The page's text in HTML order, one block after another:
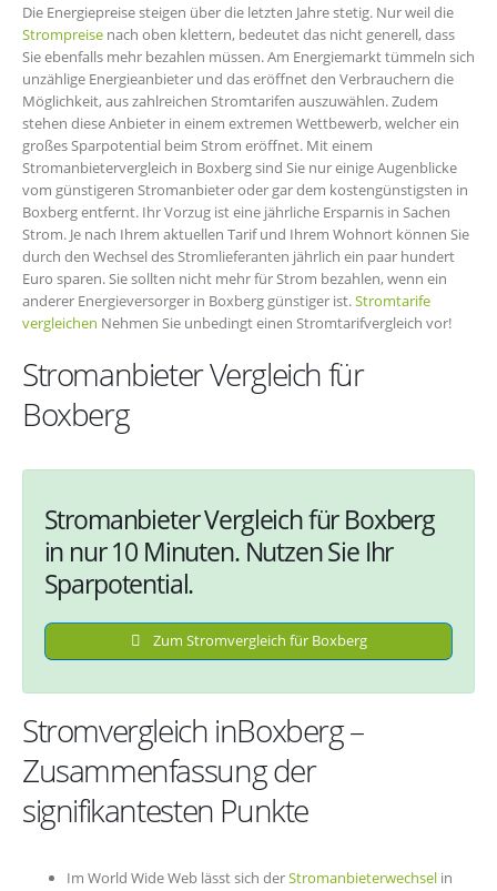
Die Energiepreise steigen über die letzten Jahre stetig. Nur weil die
Strompreise nach oben klettern, bedeutet das nicht generell, dass
Sie ebenfalls mehr bezahlen müssen. Am Energiemarkt tümmeln sich
unzählige Energieanbieter und das eröffnet den Verbrauchern die
Möglichkeit, aus zahlreichen Stromtarifen auszuwählen. Zudem
stehen diese Anbieter in einem extremen Wettbewerb, welcher ein
großes Sparpotential beim Strom eröffnet. Mit einem
Stromanbietervergleich in Boxberg sind Sie nur einige Augenblicke
vom günstigeren Stromanbieter oder gar dem kostengünstigsten in
Boxberg entfernt. Ihr Vorzug ist eine jährliche Ersparnis in Sachen
Strom. Je nach Ihrem aktuellen Tarif und Ihrem Wohnort können Sie
durch den Wechsel des Stromlieferanten jährlich ein paar hundert
Euro sparen. Sie sollten nicht mehr für Strom bezahlen, wenn ein
anderer Energieversorger in Boxberg günstiger ist.Stromtarife
vergleichen Nehmen Sie unbedingt einen Stromtarifvergleich vor!
Stromanbieter Vergleich für
Boxberg
Stromanbieter Vergleich für Boxberg
in nur 10 Minuten. Nutzen Sie Ihr
Sparpotential.
Zum Stromvergleich für Boxberg
Stromvergleich inBoxberg –
Zusammenfassung der
signifikantesten Punkte
Im World Wide Web lässt sich derStromanbieterwechsel in